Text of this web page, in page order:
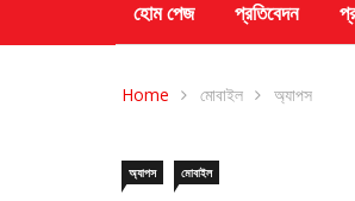
হোম পেজ প্রতিবেদন
Home মোবাইল অ্যাপস
অ্যাপস মোবাইল